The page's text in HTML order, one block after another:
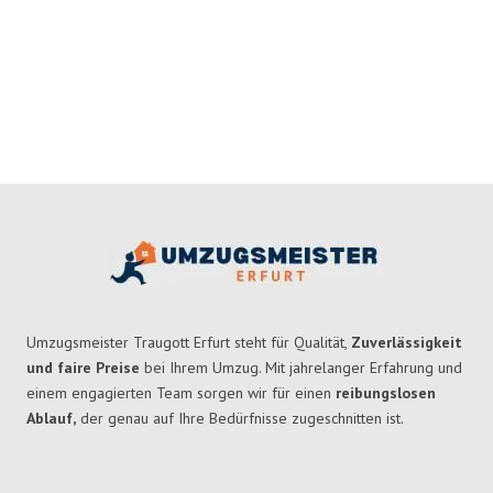
Umzugsmeister Traugott Erfurt steht für Qualität, Zuverlässigkeit
und faire Preise bei Ihrem Umzug. Mit jahrelanger Erfahrung und
einem engagierten Team sorgen wir für einen reibungslosen
Ablauf, der genau auf Ihre Bedürfnisse zugeschnitten ist.